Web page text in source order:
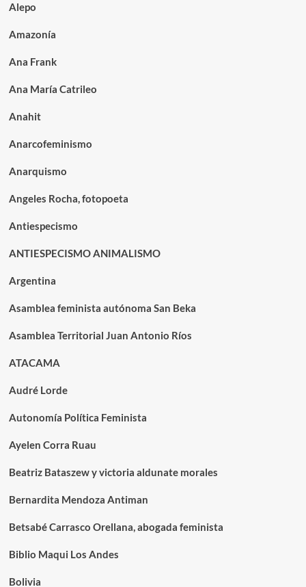
Alepo
Amazonía
Ana Frank
Ana María Catrileo
Anahit
Anarcofeminismo
Anarquismo
Angeles Rocha, fotopoeta
Antiespecismo
ANTIESPECISMO ANIMALISMO
Argentina
Asamblea feminista autónoma San Beka
Asamblea Territorial Juan Antonio Ríos
ATACAMA
Audré Lorde
Autonomía Política Feminista
Ayelen Corra Ruau
Beatriz Bataszew y victoria aldunate morales
Bernardita Mendoza Antiman
Betsabé Carrasco Orellana, abogada feminista
Biblio Maqui Los Andes
Bolivia